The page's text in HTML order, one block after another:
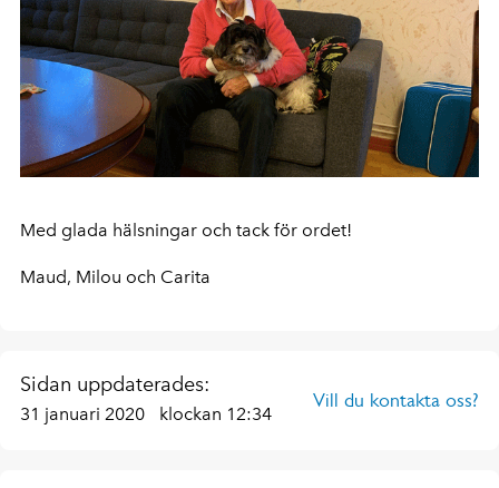
Med glada hälsningar och tack för ordet!
Maud, Milou och Carita
Sidan uppdaterades:
31 januari 2020 klockan 12:34
Vill du kontakta oss?